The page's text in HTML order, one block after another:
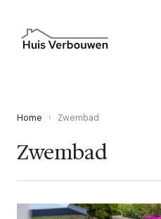
Home › Zwembad
Zwembad